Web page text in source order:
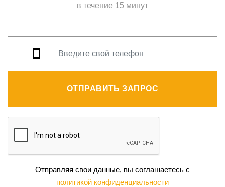
в течение 15 минут
ОТПРАВИТЬ ЗАПРОС
Отправляя свои данные, вы соглашаетесь с
политикой конфиденциальности